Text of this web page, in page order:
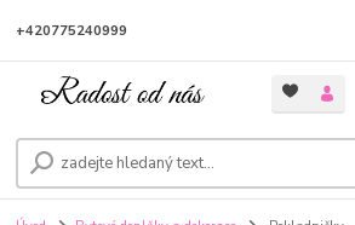
+420775240999